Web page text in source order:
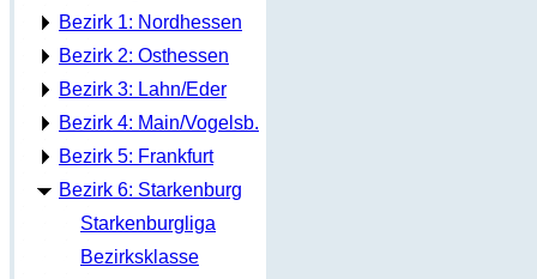
Bezirk 1: Nordhessen
Bezirk 2: Osthessen
Bezirk 3: Lahn/Eder
Bezirk 4: Main/Vogelsb.
Bezirk 5: Frankfurt
Bezirk 6: Starkenburg
Starkenburgliga
Bezirksklasse